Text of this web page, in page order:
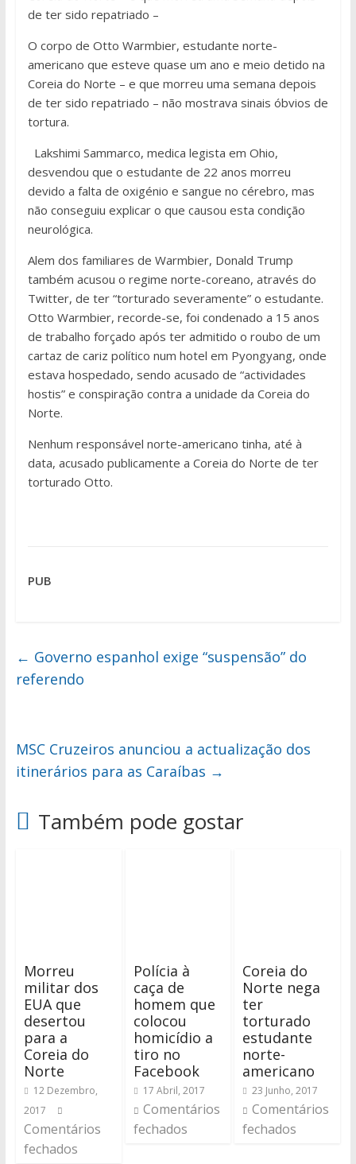
de ter sido repatriado –
O corpo de Otto Warmbier, estudante norte-
americano que esteve quase um ano e meio detido na
Coreia do Norte – e que morreu uma semana depois
de ter sido repatriado – não mostrava sinais óbvios de
tortura.
Lakshimi Sammarco, medica legista em Ohio,
desvendou que o estudante de 22 anos morreu
devido a falta de oxigénio e sangue no cérebro, mas
não conseguiu explicar o que causou esta condição
neurológica.
Alem dos familiares de Warmbier, Donald Trump
também acusou o regime norte-coreano, através do
Twitter, de ter “torturado severamente” o estudante.
Otto Warmbier, recorde-se, foi condenado a 15 anos
de trabalho forçado após ter admitido o roubo de um
cartaz de cariz político num hotel em Pyongyang, onde
estava hospedado, sendo acusado de “actividades
hostis” e conspiração contra a unidade da Coreia do
Norte.
Nenhum responsável norte-americano tinha, até à
data, acusado publicamente a Coreia do Norte de ter
torturado Otto.
PUB
← Governo espanhol exige “suspensão” do
referendo
MSC Cruzeiros anunciou a actualização dos
itinerários para as Caraíbas →
Também pode gostar
Morreu
militar dos
EUA que
desertou
para a
Coreia do
Norte
12 Dezembro,
2017
Comentários
fechados
Polícia à
caça de
homem que
colocou
homicídio a
tiro no
Facebook
17 Abril, 2017
Comentários
fechados
Coreia do
Norte nega
ter
torturado
estudante
norte-
americano
23 Junho, 2017
Comentários
fechados